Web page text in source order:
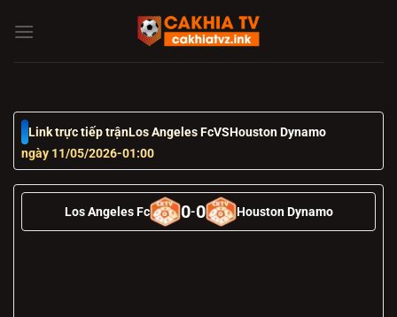
đến
Link trực tiếp trậnLos Angeles FcVSHouston Dynamo
ngày 11/05/2026-01:00
Los Angeles Fc 0-0 Houston Dynamo